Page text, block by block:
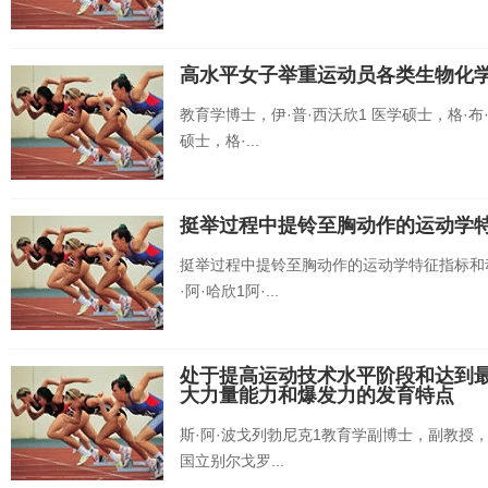
高水平女子举重运动员各类生物化
教育学博士，伊·普·西沃欣1 医学硕士，格·
硕士，格·...
挺举过程中提铃至胸动作的运动学
挺举过程中提铃至胸动作的运动学特征指标
·阿·哈欣1阿·...
处于提高运动技术水平阶段和达到
大力量能力和爆发力的发育特点
斯·阿·波戈列勃尼克1教育学副博士，副教授
国立别尔戈罗...